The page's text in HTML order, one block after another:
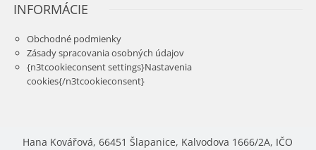
INFORMÁCIE
Obchodné podmienky
Zásady spracovania osobných údajov
{n3tcookieconsent settings}Nastavenia
cookies{/n3tcookieconsent}
Hana Kovářová, 66451 Šlapanice, Kalvodova 1666/2A, IČO